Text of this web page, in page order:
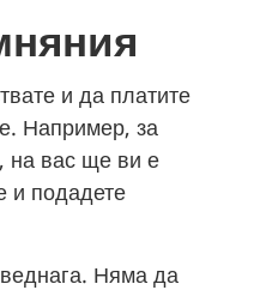
и да платите
Например, за
на вас ще ви е
и подадете
веднага. Няма да